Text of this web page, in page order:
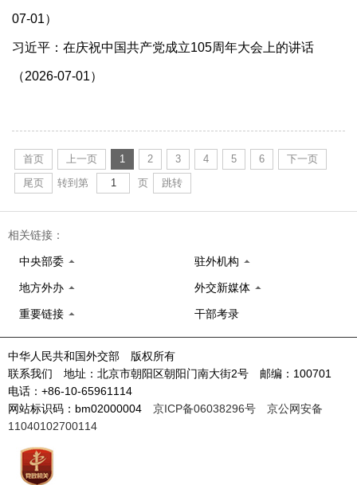
07-01）
​习近平：在庆祝中国共产党成立105周年大会上的讲话
（2026-07-01）
首页 上一页 1 2 3 4 5 6
下一页
尾页
转到第 页 跳转
相关链接：
中央部委 驻外机构
地方外办 外交新媒体
重要链接 干部考录
中华人民共和国外交部 版权所有
联系我们 地址：北京市朝阳区朝阳门南大街2号 邮编：100701
电话：+86-10-65961114
网站标识码：bm02000004 京ICP备06038296号
京公网安备
11040102700114